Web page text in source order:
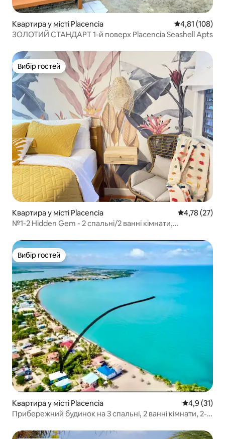
Квартира у місті Placencia Середня
4,81 (108)
ЗОЛОТИЙ СТАНДАРТ 1-й поверх Placencia Seashell Apts
Вибір гостей
Вибір гостей
Квартира у місті Placencia Середня
4,78 (27)
№1-2 Hidden Gem - 2 спальні/2 ванні кімнати,
Вибір гостей
Вибір гостей
Квартира у місті Placencia Середня
4,9 (31)
Прибережний будинок на 3 спальні, 2 ванні кімнати, 2-й